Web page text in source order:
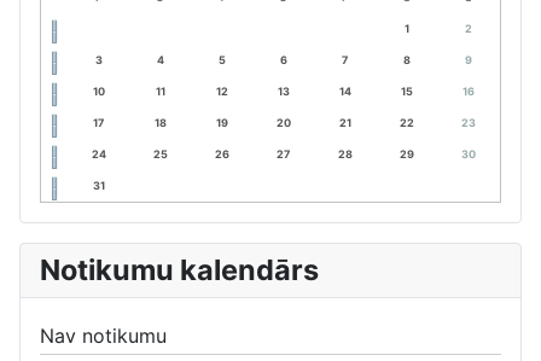
1 2
3 4 5 6 7 8 9
10 11 12 13 14 15 16
17 18 19 20 21 22 23
24 25 26 27 28 29 30
31
Notikumu kalendārs
Nav notikumu